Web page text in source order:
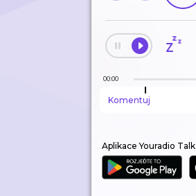
00:00
Komentuj
Aplikace Youradio Talk